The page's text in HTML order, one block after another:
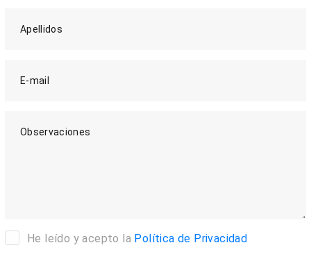
Apellidos
E-mail
Observaciones
He leído y acepto la Política de Privacidad